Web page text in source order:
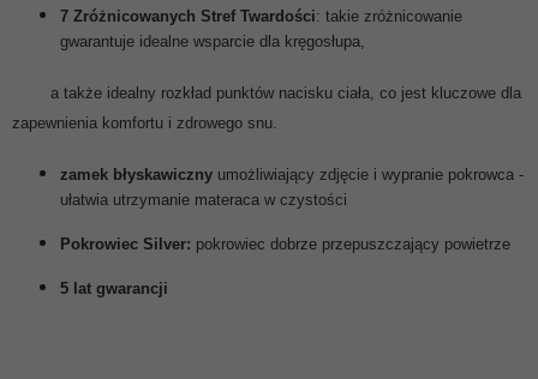
7 Zróżnicowanych Stref Twardości: takie zróżnicowanie
gwarantuje idealne wsparcie dla kręgosłupa,
a także idealny rozkład punktów nacisku ciała, co jest kluczowe dla
zapewnienia komfortu i zdrowego snu.
zamek błyskawiczny umożliwiający zdjęcie i wypranie pokrowca -
ułatwia utrzymanie materaca w czystości
Pokrowiec Silver: pokrowiec dobrze przepuszczający powietrze
5 lat gwarancji